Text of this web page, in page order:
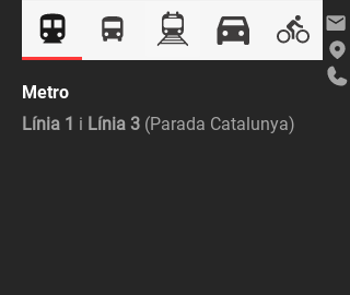
Metro
Línia 1 i Línia 3 (Parada Catalunya)